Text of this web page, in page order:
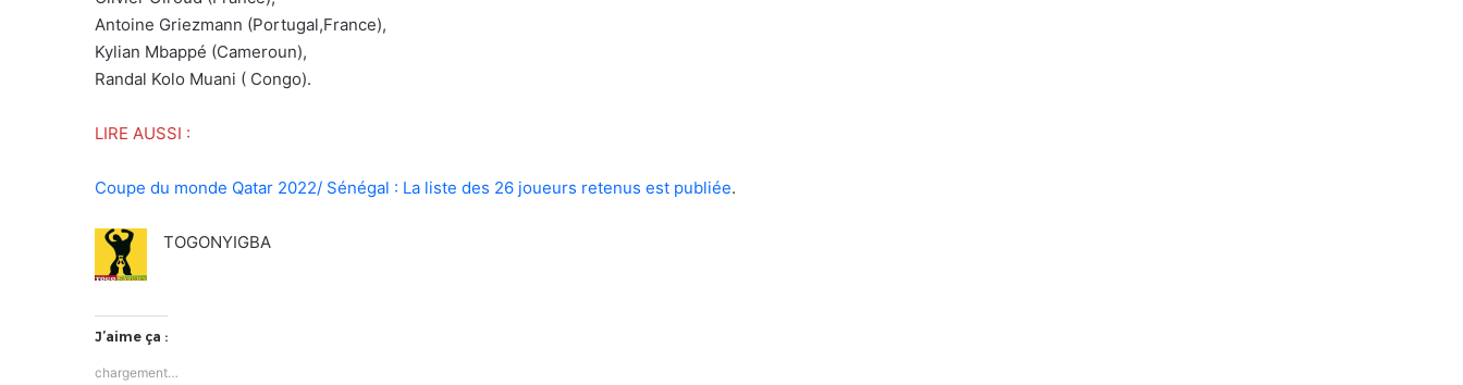
Antoine Griezmann (Portugal,France),
Kylian Mbappé (Cameroun),
Randal Kolo Muani ( Congo).
LIRE AUSSI :
Coupe du monde Qatar 2022/ Sénégal : La liste des 26 joueurs retenus est publiée.
TOGONYIGBA
J’aime ça :
chargement…